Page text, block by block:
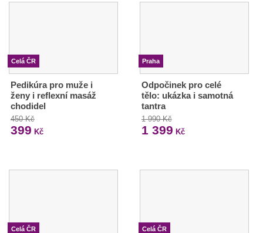
Celá ČR
Pedikúra pro muže i
ženy i reflexní masáž
chodidel
450 Kč
399 Kč
Praha
Odpočinek pro celé
tělo: ukázka i samotná
tantra
1 990 Kč
1 399 Kč
Celá ČR Celá ČR